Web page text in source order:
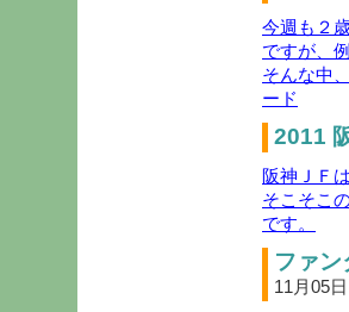
今週も２
ですが、
そんな中
ード
2011
阪神ＪＦ
そこそこ
です。
ファ
11月05日